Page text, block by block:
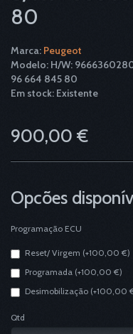
80
Marca: Peugeot
Modelo: H/W:
96 664 845 80
Em stock: Existente
900,00 €
Opcões
Programação ECU
Reset/ Virgem (+100,00 €)
Programada (+100,00 €)
Desimobilização (+100,00
Qtd